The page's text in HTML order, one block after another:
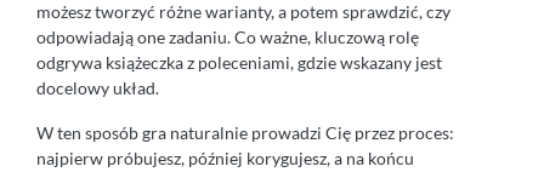
możesz tworzyć różne warianty, a potem sprawdzić, czy
odpowiadają one zadaniu. Co ważne, kluczową rolę
odgrywa książeczka z poleceniami, gdzie wskazany jest
docelowy układ.
W ten sposób gra naturalnie prowadzi Cię przez proces:
najpierw próbujesz, później korygujesz, a na końcu